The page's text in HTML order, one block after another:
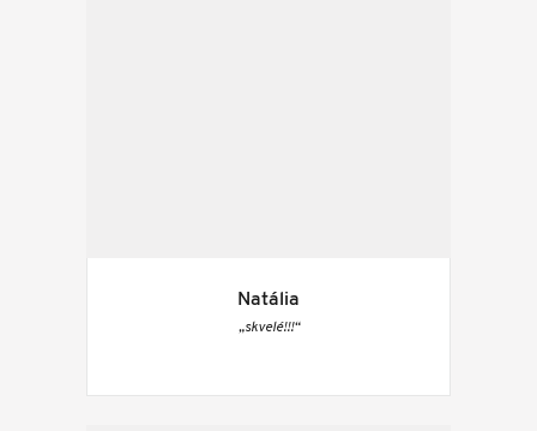
Natália
„skvelé!!!“